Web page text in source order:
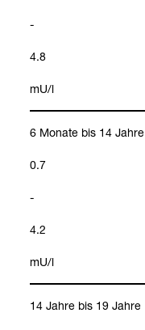
-
4.8
mU/l
6 Monate bis 14 Jahre
0.7
-
4.2
mU/l
14 Jahre bis 19 Jahre